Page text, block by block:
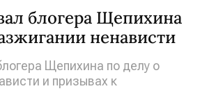
блогера Щепихина
ненависти
Щепихина по делу о
и призывах к